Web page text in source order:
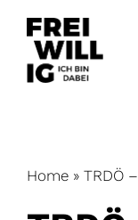
content
Home » TRDÖ